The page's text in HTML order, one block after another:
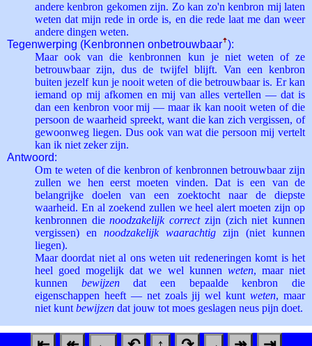
andere kenbron gekomen zijn. Zo kan zo'n kenbron mij laten
weten dat mijn rede in orde is, en die rede laat me dan weer
andere dingen weten.
Tegenwerping (Kenbronnen onbetrouwbaarꜛ):
Maar ook van die kenbronnen kun je niet weten of ze
betrouwbaar zijn, dus de twijfel blijft. Van een kenbron
buiten jezelf kun je nooit weten of die betrouwbaar is. Er kan
iemand op mij afkomen en mij van alles vertellen — dat is
dan een kenbron voor mij — maar ik kan nooit weten of die
persoon de waarheid spreekt, want die kan zich vergissen, of
gewoonweg liegen. Dus ook van wat die persoon mij vertelt
kan ik niet zeker zijn.
Antwoord:
Om te weten of die kenbron of kenbronnen betrouwbaar zijn
zullen we hen eerst moeten vinden. Dat is een van de
belangrijke doelen van een zoektocht naar de diepste
waarheid. En al zoekend zullen we heel alert moeten zijn op
kenbronnen dienoodzakelijk correctzijn (zich niet kunnen
vergissen) en noodzakelijk waarachtig zijn (niet kunnen
liegen).
Maar doordat niet al ons weten uit redeneringen komt is het
heel goed mogelijk dat we wel kunnen weten, maar niet
kunnen bewijzendat een bepaalde kenbron die
eigenschappen heeft — net zoals jij wel kuntweten, maar
niet kunt bewijzen dat jouw tot moes geslagen neus pijn doet.